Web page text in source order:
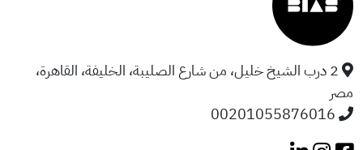
2 درب الشيخ خليل، من شارع الصليبة، الخليفة، القاهرة،
مصر